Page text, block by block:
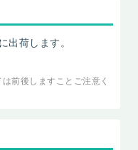
出荷します。
前後しますことご注意く